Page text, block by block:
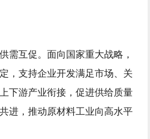
需互促。面向国家重大战略，
，支持企业开发满足市场、关
下游产业衔接，促进供给质量
进，推动原材料工业向高水平